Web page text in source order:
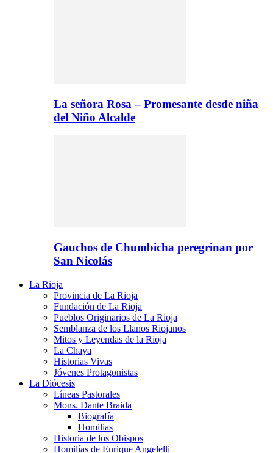
La señora Rosa – Promesante desde niña
del Niño Alcalde
Gauchos de Chumbicha peregrinan por
San Nicolás
La Rioja
Provincia de La Rioja
Fundación de La Rioja
Pueblos Originarios de La Rioja
Semblanza de los Llanos Riojanos
Mitos y Leyendas de la Rioja
La Chaya
Historias Vivas
Jóvenes Protagonistas
La Diócesis
Líneas Pastorales
Mons. Dante Braida
Biografía
Homilias
Historia de los Obispos
Homilías de Enrique Angelelli